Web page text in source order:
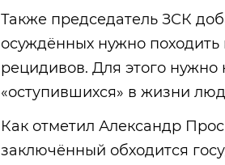
Также председатель ЗСК
осуждённых нужно
рецидивов. Для этого нужно
«оступившихся» в жизни
Как отметил Александр
заключённый обходится